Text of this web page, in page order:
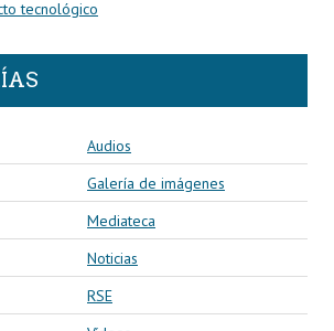
tecnológico
Audios
Galería de imágenes
Mediateca
Noticias
RSE